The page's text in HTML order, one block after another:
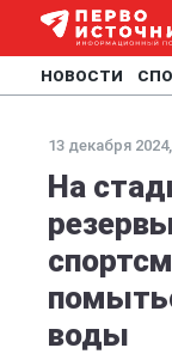
НОВОСТИ
13 декабря
На
воды